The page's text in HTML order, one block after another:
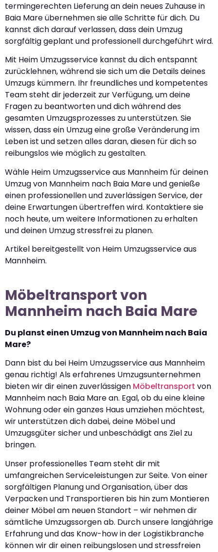
termingerechten Lieferung an dein neues Zuhause in
Baia Mare übernehmen sie alle Schritte für dich. Du
kannst dich darauf verlassen, dass dein Umzug
sorgfältig geplant und professionell durchgeführt wird.
Mit Heim Umzugsservice kannst du dich entspannt
zurücklehnen, während sie sich um die Details deines
Umzugs kümmern. Ihr freundliches und kompetentes
Team steht dir jederzeit zur Verfügung, um deine
Fragen zu beantworten und dich während des
gesamten Umzugsprozesses zu unterstützen. Sie
wissen, dass ein Umzug eine große Veränderung im
Leben ist und setzen alles daran, diesen für dich so
reibungslos wie möglich zu gestalten.
Wähle Heim Umzugsservice aus Mannheim für deinen
Umzug von Mannheim nach Baia Mare und genieße
einen professionellen und zuverlässigen Service, der
deine Erwartungen übertreffen wird. Kontaktiere sie
noch heute, um weitere Informationen zu erhalten
und deinen Umzug stressfrei zu planen.
Artikel bereitgestellt von Heim Umzugsservice aus
Mannheim.
Möbeltransport von
Mannheim nach Baia Mare
Du planst einen Umzug von Mannheim nach Baia
Mare?
Dann bist du bei Heim Umzugsservice aus Mannheim
genau richtig! Als erfahrenes Umzugsunternehmen
bieten wir dir einen zuverlässigen Möbeltransport von
Mannheim nach Baia Mare an. Egal, ob du eine kleine
Wohnung oder ein ganzes Haus umziehen möchtest,
wir unterstützen dich dabei, deine Möbel und
Umzugsgüter sicher und unbeschädigt ans Ziel zu
bringen.
Unser professionelles Team steht dir mit
umfangreichen Serviceleistungen zur Seite. Von einer
sorgfältigen Planung und Organisation, über das
Verpacken und Transportieren bis hin zum Montieren
deiner Möbel am neuen Standort – wir nehmen dir
sämtliche Umzugssorgen ab. Durch unsere langjährige
Erfahrung und das Know-how in der Logistikbranche
können wir dir einen reibungslosen und stressfreien